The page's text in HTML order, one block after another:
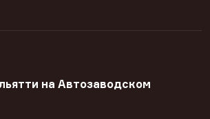
на Автозаводском